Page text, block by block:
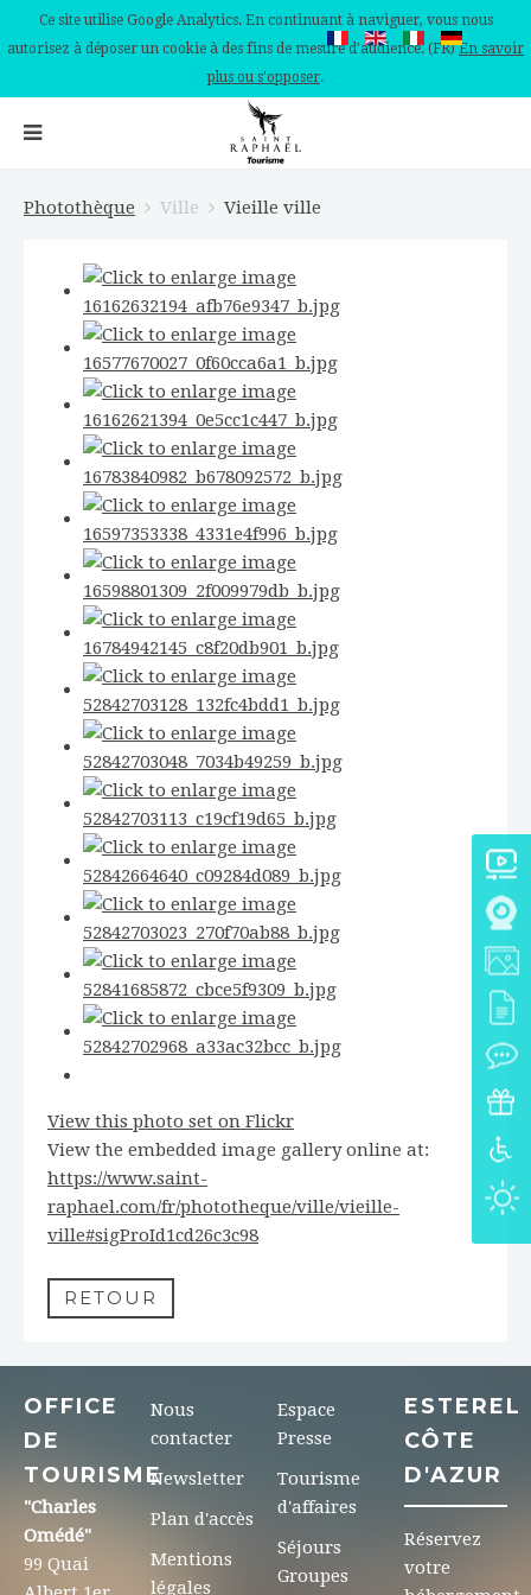
Ce site utilise Google Analytics. En continuant à naviguer, vous nous
autorisez à déposer un cookie à des fins de mesure d'audience. (FR)En savoir
plus ou s'opposer.
Photothèque Ville Vieille ville
View this photo set on Flickr
View the embedded image gallery online at:
https://www.saint-
raphael.com/fr/phototheque/ville/vieille-
ville#sigProId1cd26c3c98
RETOUR
OFFICE
DE
TOURISME
"Charles
Omédé"
99 Quai
Nous
contacter
Newsletter
Plan d'accès
Mentions
légales
Espace
Presse
Tourisme
d'affaires
Séjours
Groupes
ESTEREL
CÔTE
D'AZUR
Réservez
votre